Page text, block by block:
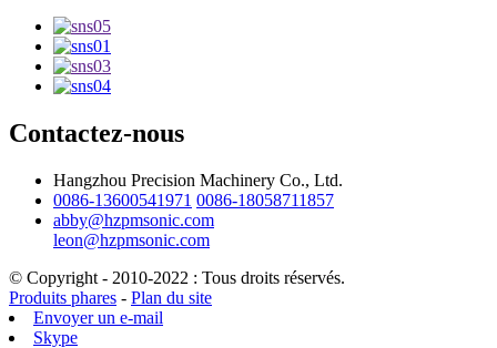
Contactez-nous
Hangzhou Precision Machinery Co., Ltd.
0086-13600541971 0086-18058711857
abby@hzpmsonic.com
leon@hzpmsonic.com
© Copyright - 2010-2022 : Tous droits réservés.
Produits phares - Plan du site
Envoyer un e-mail
Skype